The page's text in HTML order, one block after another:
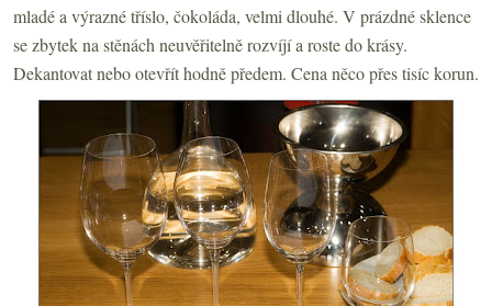
mladé a výrazné tříslo, čokoláda, velmi dlouhé. V prázdné sklence
se zbytek na stěnách neuvěřitelně rozvíjí a roste do krásy.
Dekantovat nebo otevřít hodně předem. Cena něco přes tisíc korun.